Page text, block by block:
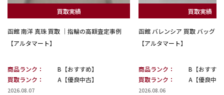
買取実績
函館 南洋 真珠 買取 ｜指輪の高額査定事例
【アルタマート】
商品ランク：
B【おすすめ】
買取ランク：
A【優良中古】
2026.08.07
買取実績
函館 バレンシア 買取 バッグ｜
【アルタマート】
商品ランク：
B【おすすめ
買取ランク：
A【優良中古
2026.08.06